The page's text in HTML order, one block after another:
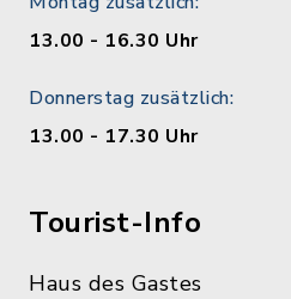
13.00 - 16.30 Uhr
Donnerstag zusätzlich:
13.00 - 17.30 Uhr
Tourist-Info
Haus des Gastes